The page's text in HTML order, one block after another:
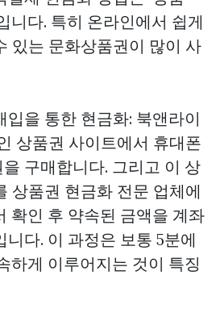
니다. 특히 온라인에서 쉽게
있는 문화상품권이 많이 사
입을 통한 현금화: 북앤라이
상품권 사이트에서 휴대폰
구매합니다. 그리고 이 상
상품권 현금화 전문 업체에
확인 후 약속된 금액을 계좌
다. 이 과정은 보통 5분에
하게 이루어지는 것이 특징